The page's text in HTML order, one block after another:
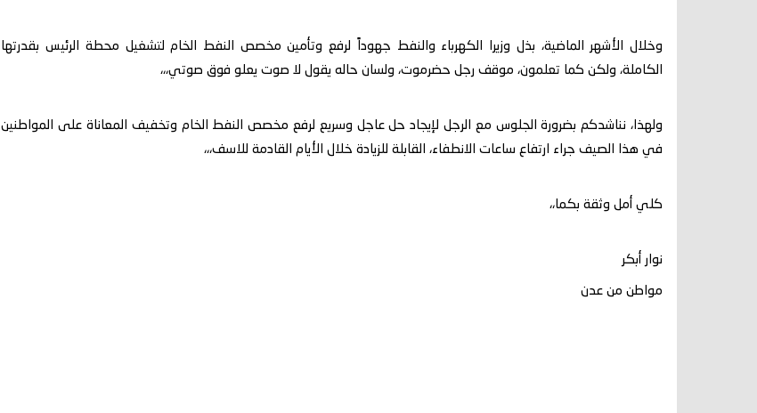
وخلال الأشهر الماضية، بذل وزيرا الكهرباء والنفط جهوداً لرفع وتأمين مخصص النفط الخام لتشغيل محطة الرئيس بقدرتها
الكاملة، ولكن كما تعلمون، موقف رجل حضرموت، ولسان حاله يقول لا صوت يعلو فوق صوتي،،،
ولهذا، نناشدكم بضرورة الجلوس مع الرجل لإيجاد حل عاجل وسريع لرفع مخصص النفط الخام وتخفيف المعاناة على المواطنين
في هذا الصيف جراء ارتفاع ساعات الانطفاء، القابلة للزيادة خلال الأيام القادمة للاسف،،،
كلي أمل وثقة بكما،،
نوار أبكر
مواطن من عدن